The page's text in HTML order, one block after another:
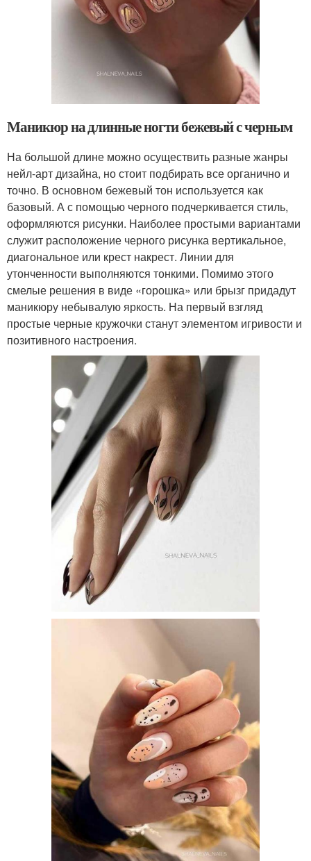
Маникюр на длинные ногти бежевый с черным
На большой длине можно осуществить разные жанры
нейл-арт дизайна, но стоит подбирать все органично и
точно. В основном бежевый тон используется как
базовый. А с помощью черного подчеркивается стиль,
оформляются рисунки. Наиболее простыми вариантами
служит расположение черного рисунка вертикальное,
диагональное или крест накрест. Линии для
утонченности выполняются тонкими. Помимо этого
смелые решения в виде «горошка» или брызг придадут
маникюру небывалую яркость. На первый взгляд
простые черные кружочки станут элементом игривости и
позитивного настроения.